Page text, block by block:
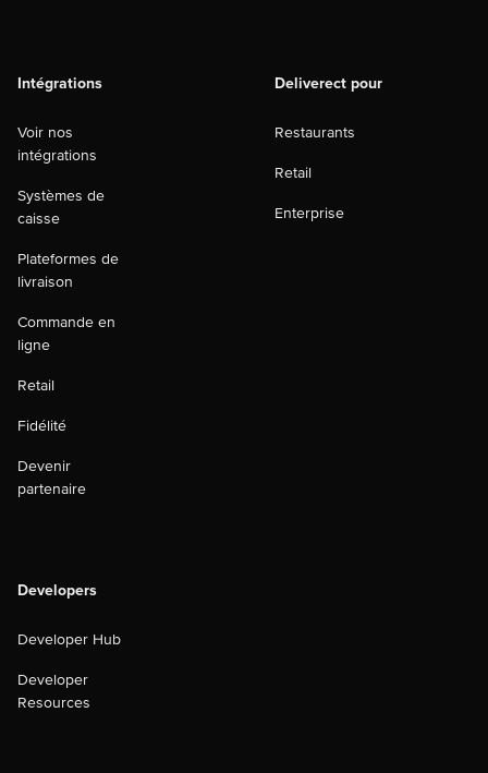
Intégrations
Voir nos
intégrations
Systèmes de
caisse
Plateformes de
livraison
Commande en
ligne
Retail
Fidélité
Devenir
partenaire
Deliverect pour
Restaurants
Retail
Enterprise
Developers
Developer Hub
Developer
Resources